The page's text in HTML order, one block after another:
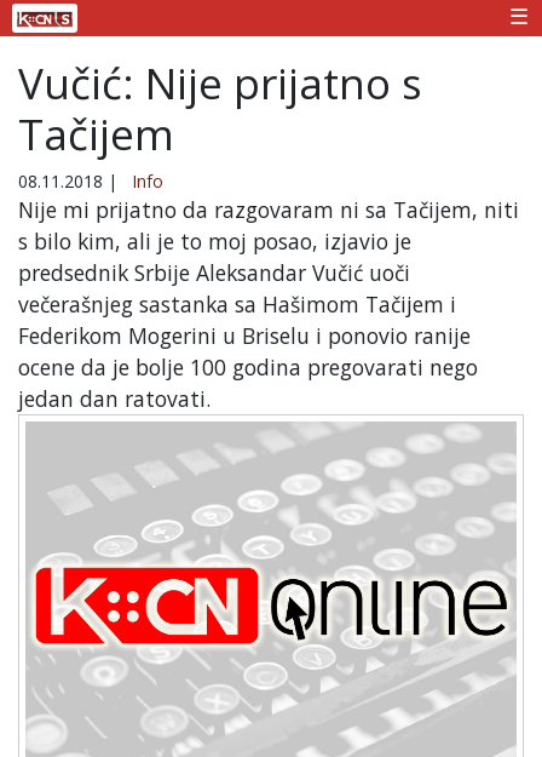
☰
Vučić: Nije prijatno s
Tačijem
08.11.2018 | Info
Nije mi prijatno da razgovaram ni sa Tačijem, niti
s bilo kim, ali je to moj posao, izjavio je
predsednik Srbije Aleksandar Vučić uoči
večerašnjeg sastanka sa Hašimom Tačijem i
Federikom Mogerini u Briselu i ponovio ranije
ocene da je bolje 100 godina pregovarati nego
jedan dan ratovati.